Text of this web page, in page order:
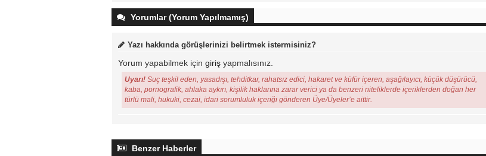
Yorumlar (Yorum Yapılmamış)
Yazı hakkında görüşlerinizi belirtmek istermisiniz?
Yorum yapabilmek için giriş yapmalısınız.
Uyarı! Suç teşkil eden, yasadışı, tehditkar, rahatsız edici, hakaret ve küfür içeren, aşağılayıcı, küçük düşürücü,
kaba, pornografik, ahlaka aykırı, kişilik haklarına zarar verici ya da benzeri niteliklerde içeriklerden doğan her
türlü mali, hukuki, cezai, idari sorumluluk içeriği gönderen Üye/Üyeler’e aittir.
Benzer Haberler